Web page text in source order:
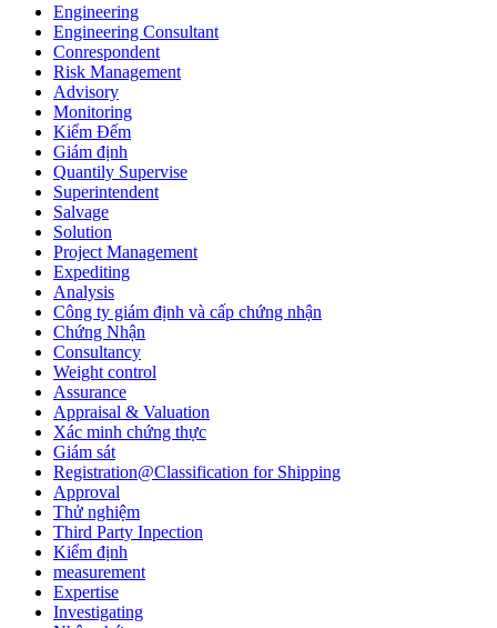
Engineering
Engineering Consultant
Conrespondent
Risk Management
Advisory
Monitoring
Kiểm Đếm
Giám định
Quantily Supervise
Superintendent
Salvage
Solution
Project Management
Expediting
Analysis
Công ty giám định và cấp chứng nhận
Chứng Nhận
Consultancy
Weight control
Assurance
Appraisal & Valuation
Xác minh chứng thực
Giám sát
Registration@Classification for Shipping
Approval
Thử nghiệm
Third Party Inpection
Kiểm định
measurement
Expertise
Investigating